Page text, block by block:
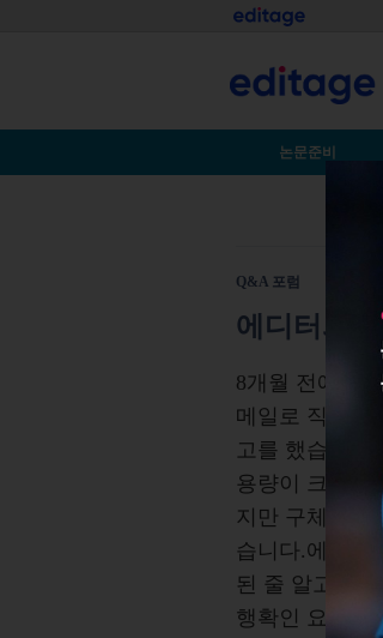
홈
논문준비
Q&A 포럼
에디터와
8개월 전에 한
메일로 직접
고를 했습니다
용량이 크다는
지만 구체적인
습니다.에디터
된 줄 알고 답
행확인 요청을